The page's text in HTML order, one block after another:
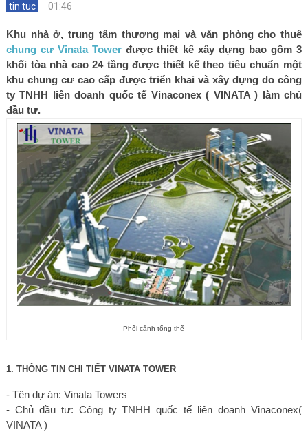
tin tuc 01:46
Khu nhà ở, trung tâm thương mại và văn phòng cho thuê
chung cư Vinata Tower được thiết kế xây dựng bao gôm 3
khối tòa nhà cao 24 tầng được thiết kế theo tiêu chuẩn một
khu chung cư cao cấp được triển khai và xây dựng do công
ty TNHH liên doanh quốc tế Vinaconex ( VINATA ) làm chủ
đầu tư.
Phối cảnh tổng thể
1. THÔNG TIN CHI TIẾT VINATA TOWER
- Tên dự án: Vinata Towers
- Chủ đầu tư: Công ty TNHH quốc tế liên doanh Vinaconex(
VINATA )